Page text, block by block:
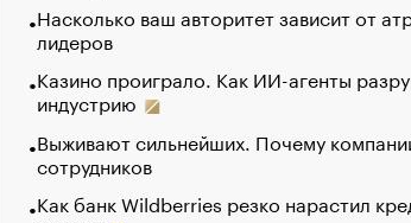
Насколько ваш авторитет зависит от
лидеров
Казино проиграло. Как ИИ-агенты
индустрию
Выживают сильнейших. Почему
сотрудников
Как банк Wildberries резко нарастил